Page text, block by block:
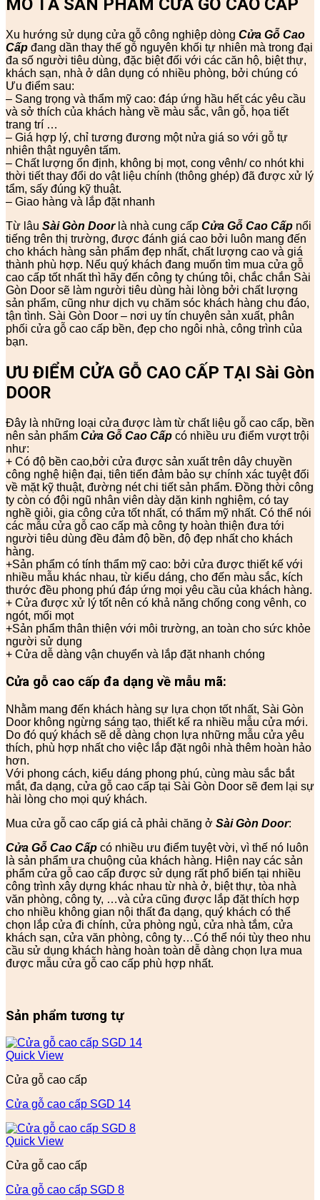
MÔ TẢ SẢN PHẨM CỬA GỖ CAO CẤP
Xu hướng sử dụng cửa gỗ công nghiệp dòng Cửa Gỗ Cao
Cấp đang dần thay thế gỗ nguyên khối tự nhiên mà trong đại
đa số người tiêu dùng, đặc biệt đối với các căn hộ, biệt thự,
khách sạn, nhà ở dân dụng có nhiều phòng, bởi chúng có
Ưu điểm sau:
– Sang trọng và thẩm mỹ cao: đáp ứng hầu hết các yêu cầu
và sở thích của khách hàng về màu sắc, vân gỗ, họa tiết
trang trí …
– Giá hợp lý, chỉ tương đương một nửa giá so với gỗ tự
nhiên thật nguyên tấm.
– Chất lượng ổn định, không bị mọt, cong vênh/ co nhót khi
thời tiết thay đổi do vật liệu chính (thông ghép) đã được xử lý
tẩm, sấy đúng kỹ thuật.
– Giao hàng và lắp đặt nhanh
Từ lâu Sài Gòn Doorlà nhà cung cấp Cửa Gỗ Cao Cấp nổi
tiếng trên thị trường, được đánh giá cao bởi luôn mang đến
cho khách hàng sản phẩm đẹp nhất, chất lượng cao và giá
thành phù hợp. Nếu quý khách đang muốn tìm mua cửa gỗ
cao cấp tốt nhất thì hãy đến công ty chúng tôi, chắc chắn Sài
Gòn Door sẽ làm người tiêu dùng hài lòng bởi chất lượng
sản phẩm, cũng như dịch vụ chăm sóc khách hàng chu đáo,
tận tình. Sài Gòn Door – nơi uy tín chuyên sản xuất, phân
phối cửa gỗ cao cấp bền, đẹp cho ngôi nhà, công trình của
bạn.
ƯU ĐIỂM CỬA GỖ CAO CẤP TẠI Sài Gòn
DOOR
Đây là những loại cửa được làm từ chất liệu gỗ cao cấp, bền
nên sản phẩm Cửa Gỗ Cao Cấp có nhiều ưu điểm vượt trội
như:
+ Có độ bền cao,bởi cửa được sản xuất trên dây chuyền
công nghệ hiện đại, tiên tiến đảm bảo sự chính xác tuyệt đối
về mặt kỹ thuật, đường nét chi tiết sản phẩm. Đồng thời công
ty còn có đội ngũ nhân viên dày dặn kinh nghiệm, có tay
nghề giỏi, gia công cửa tốt nhất, có thẩm mỹ nhất. Có thể nói
các mẫu cửa gỗ cao cấp mà công ty hoàn thiện đưa tới
người tiêu dùng đều đảm độ bền, độ đẹp nhất cho khách
hàng.
+Sản phẩm có tính thẩm mỹ cao: bởi cửa được thiết kế với
nhiều mẫu khác nhau, từ kiểu dáng, cho đến màu sắc, kích
thước đều phong phú đáp ứng mọi yêu cầu của khách hàng.
+ Cửa được xử lý tốt nên có khả năng chống cong vênh, co
ngót, mối mọt
+Sản phẩm thân thiện với môi trường, an toàn cho sức khỏe
người sử dụng
+ Cửa dễ dàng vận chuyển và lắp đặt nhanh chóng
Cửa gỗ cao cấp đa dạng về mẫu mã:
Nhằm mang đến khách hàng sự lựa chọn tốt nhất, Sài Gòn
Door không ngừng sáng tạo, thiết kế ra nhiều mẫu cửa mới.
Do đó quý khách sẽ dễ dàng chọn lựa những mẫu cửa yêu
thích, phù hợp nhất cho việc lắp đặt ngôi nhà thêm hoàn hảo
hơn.
Với phong cách, kiểu dáng phong phú, cùng màu sắc bắt
mắt, đa dạng, cửa gỗ cao cấp tại Sài Gòn Door sẽ đem lại sự
hài lòng cho mọi quý khách.
Mua cửa gỗ cao cấp giá cả phải chăng ở Sài Gòn Door:
Cửa Gỗ Cao Cấp có nhiều ưu điểm tuyệt vời, vì thế nó luôn
là sản phẩm ưa chuộng của khách hàng. Hiện nay các sản
phẩm cửa gỗ cao cấp được sử dụng rất phổ biến tại nhiều
công trình xây dựng khác nhau từ nhà ở, biệt thự, tòa nhà
văn phòng, công ty, …và cửa cũng được lắp đặt thích hợp
cho nhiều không gian nội thất đa dạng, quý khách có thể
chọn lắp cửa đi chính, cửa phòng ngủ, cửa nhà tắm, cửa
khách sạn, cửa văn phòng, công ty…Có thể nói tùy theo nhu
cầu sử dụng khách hàng hoàn toàn dễ dàng chọn lựa mua
được mẫu cửa gỗ cao cấp phù hợp nhất.
Sản phẩm tương tự
Quick View
Cửa gỗ cao cấp
Cửa gỗ cao cấp SGD 14
Quick View
Cửa gỗ cao cấp
Cửa gỗ cao cấp SGD 8